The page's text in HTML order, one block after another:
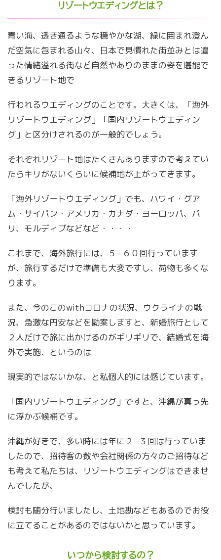
リゾートウエディングとは？
青い海、透き通るような穏やかな湖、緑に囲まれ澄ん
だ空気に包まれる山々、日本で見慣れた街並みとは違
った情緒溢れる街など自然やありのままの姿を堪能で
きるリゾート地で
行われるウエディングのことです。大きくは、「海外
リゾートウエディング」「国内リゾートウエディン
グ」と区分けされるのが一般的でしょう。
それぞれリゾート地はたくさんありますので考えてい
たらキリがないくらいに候補地が上がってきます。
「海外リゾートウエディング」でも、ハワイ・グア
ム・サイパン・アメリカ・カナダ・ヨーロッパ、バ
リ、モルディブなどなど・・・・
これまで、海外旅行には、５−６０回行っています
が、旅行するだけで準備も大変ですし、荷物も多くな
ります。
また、今のこのwithコロナの状況、ウクライナの戦
況、急激な円安などを勘案しますと、新婚旅行として
２人だけで旅に出かけるのがギリギリで、結婚式を海
外で実施、というのは
現実的ではないかな、と私個人的には感じています。
「国内リゾートウエディング」ですと、沖縄が真っ先
に浮かぶ候補です。
沖縄が好きで、多い時には年に２−３回は行っていま
したので、招待客の数や会社関係の方々のご招待など
も考えて私たちは、リゾートウエディングはできませ
んでしたが、
検討も随分行いましたし、土地勘などもあるのでお役
に立てることがあるのではないかと思っています。
いつから検討するの？